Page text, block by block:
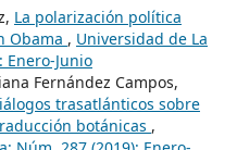
La polarización política
Obama , Universidad de La
Enero-Junio
Fernández Campos,
trasatlánticos sobre
botánicas ,